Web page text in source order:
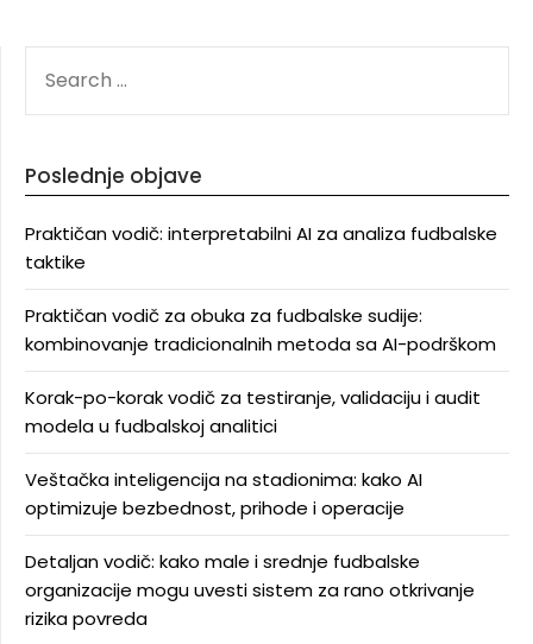
FOR:
Poslednje objave
Praktičan vodič: interpretabilni AI za analiza fudbalske
taktike
Praktičan vodič za obuka za fudbalske sudije:
kombinovanje tradicionalnih metoda sa AI-podrškom
Korak-po-korak vodič za testiranje, validaciju i audit
modela u fudbalskoj analitici
Veštačka inteligencija na stadionima: kako AI
optimizuje bezbednost, prihode i operacije
Detaljan vodič: kako male i srednje fudbalske
organizacije mogu uvesti sistem za rano otkrivanje
rizika povreda